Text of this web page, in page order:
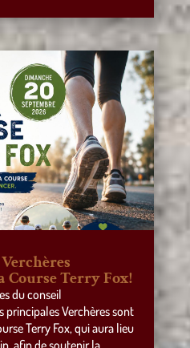
Course Terry Fox!
du conseil
principales Verchères sont
Terry Fox, qui aura lieu